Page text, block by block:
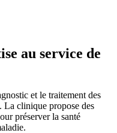
au service de
et le traitement des
La clinique propose des
préserver la santé